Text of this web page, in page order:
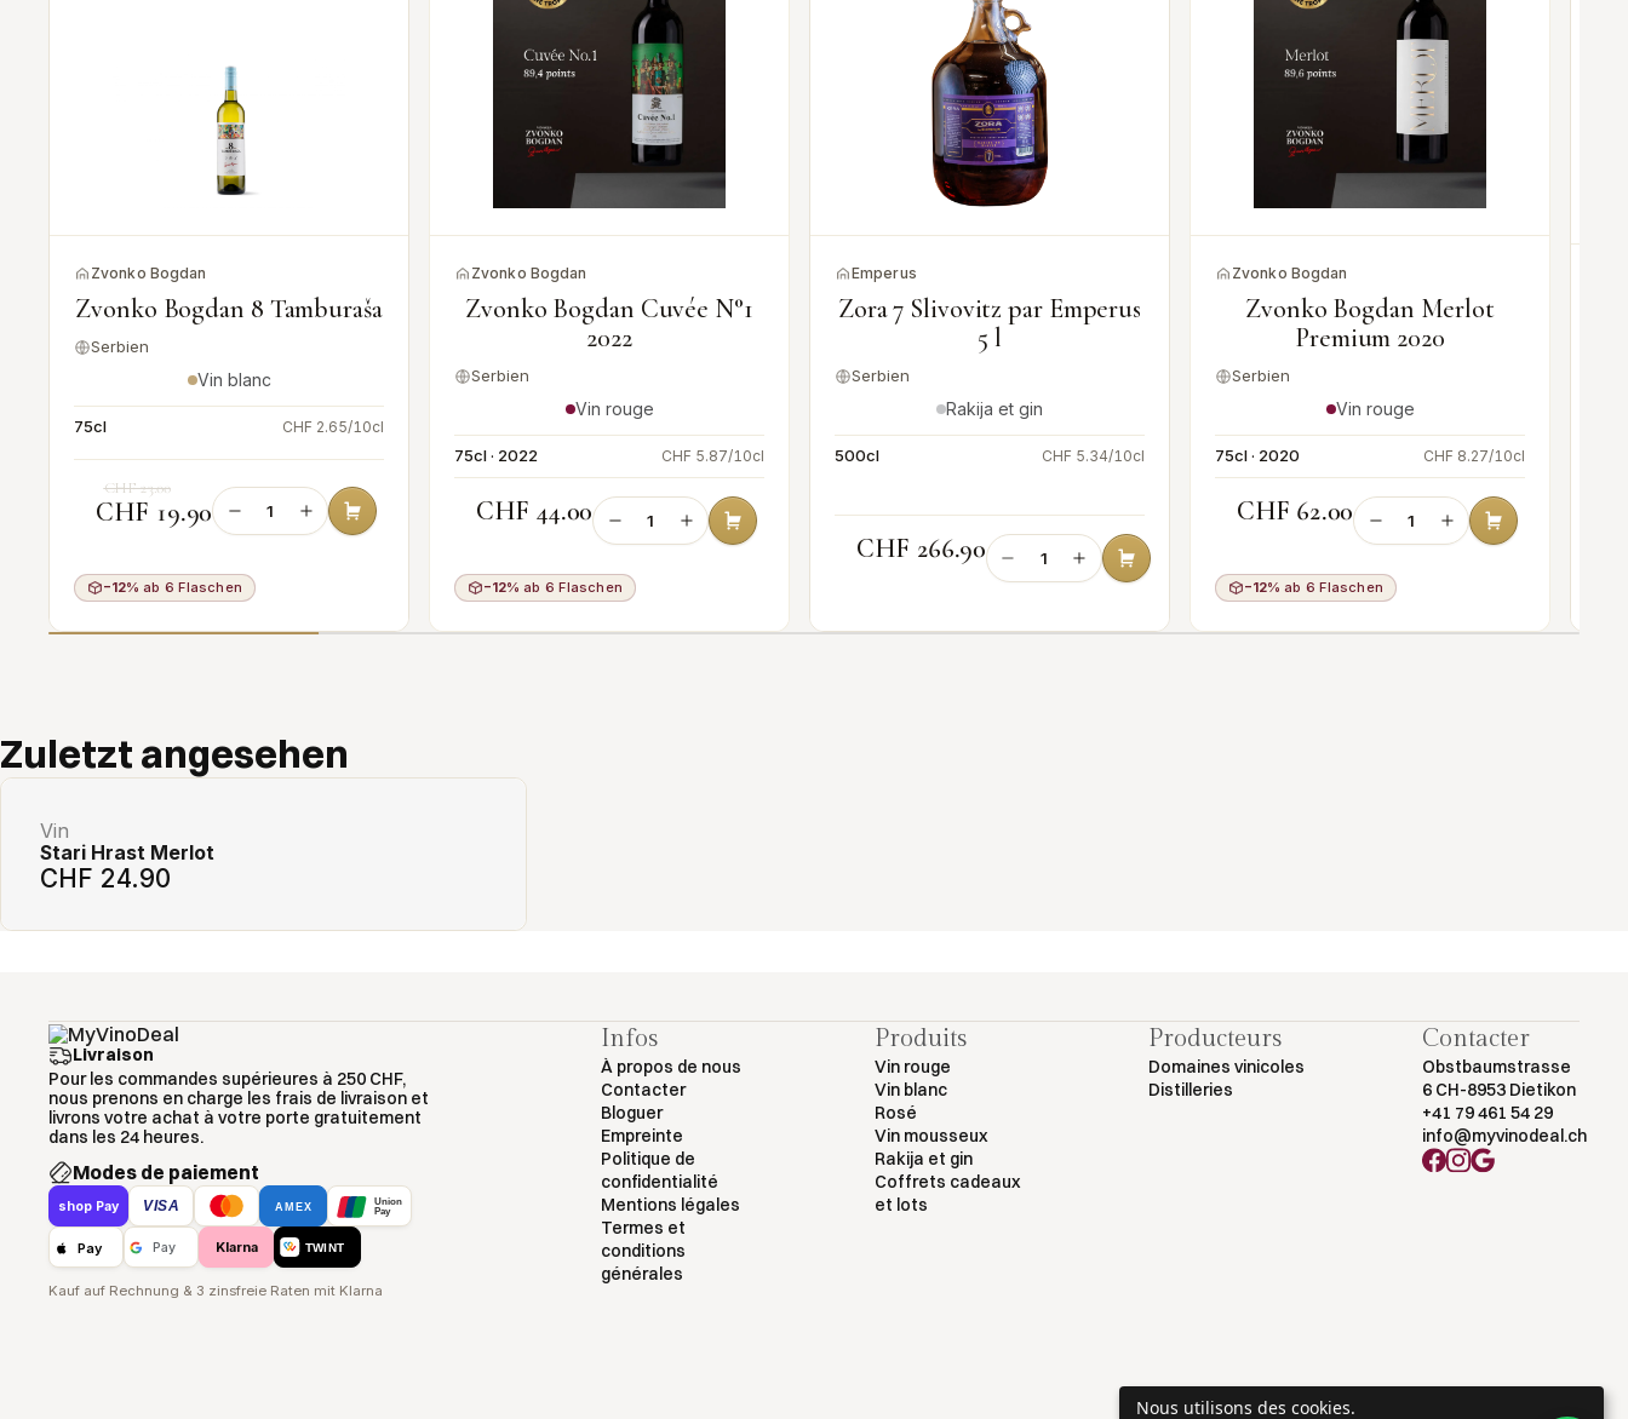
Zvonko Bogdan
Zvonko Bogdan 8 Tamburaša
Serbien
Vin blanc
75cl CHF 2.65/10cl
CHF 23.00
CHF 19.90
−12% ab 6 Flaschen
Zvonko Bogdan
Zvonko Bogdan Cuvée N°1
2022
Serbien
Vin rouge
75cl · 2022 CHF 5.87/10cl
CHF 44.00
−12% ab 6 Flaschen
Emperus
Zora 7 Slivovitz par Emperus
5 l
Serbien
Rakija et gin
500cl CHF 5.34/10cl
CHF 266.90
Zvonko Bogdan
Zvonko Bogdan Merlot
Premium 2020
Serbien
Vin rouge
75cl · 2020 CHF 8.27/10cl
CHF 62.00
−12% ab 6 Flaschen
Zuletzt angesehen
Vin
Stari Hrast Merlot
CHF 24.90
Livraison
Pour les commandes supérieures à 250 CHF,
nous prenons en charge les frais de livraison et
livrons votre achat à votre porte gratuitement
dans les 24 heures.
Modes de paiement
shop Pay VISA AMEX
Union
Pay
Pay Pay Klarna TWINT
Kauf auf Rechnung & 3 zinsfreie Raten mit Klarna
Infos
À propos de nous
Contacter
Bloguer
Empreinte
Politique de
confidentialité
Mentions légales
Termes et
conditions
générales
Produits
Vin rouge
Vin blanc
Rosé
Vin mousseux
Rakija et gin
Coffrets cadeaux
et lots
Producteurs
Domaines vinicoles
Distilleries
Contacter
Obstbaumstrasse
6 CH-8953 Dietikon
+41 79 461 54 29
info@myvinodeal.ch
Nous utilisons des cookies.